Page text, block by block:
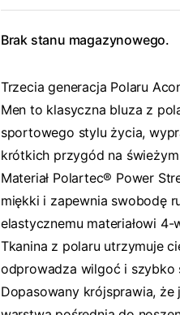
Brak stanu magazynowego.
Trzecia generacja Polaru
Men to klasyczna bluza z
sportowego stylu życia,
krótkich przygód na
Materiał Polartec® Power
miękki i zapewnia swobodę
elastycznemu materiałowi 4-
Tkanina z polaru utrzymuje
odprowadza wilgoć i szybko
Dopasowany krójsprawia, że